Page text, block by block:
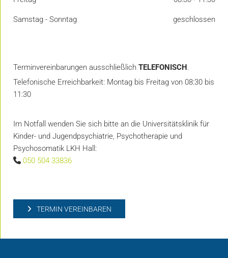
Samstag - Sonntag geschlossen
Terminvereinbarungen ausschließlich TELEFONISCH.
Telefonische Erreichbarkeit: Montag bis Freitag von 08:30 bis
11:30
Im Notfall wenden Sie sich bitte an die Universitätsklinik für
Kinder- und Jugendpsychiatrie, Psychotherapie und
Psychosomatik LKH Hall:
 050 504 33836
TERMIN VEREINBAREN